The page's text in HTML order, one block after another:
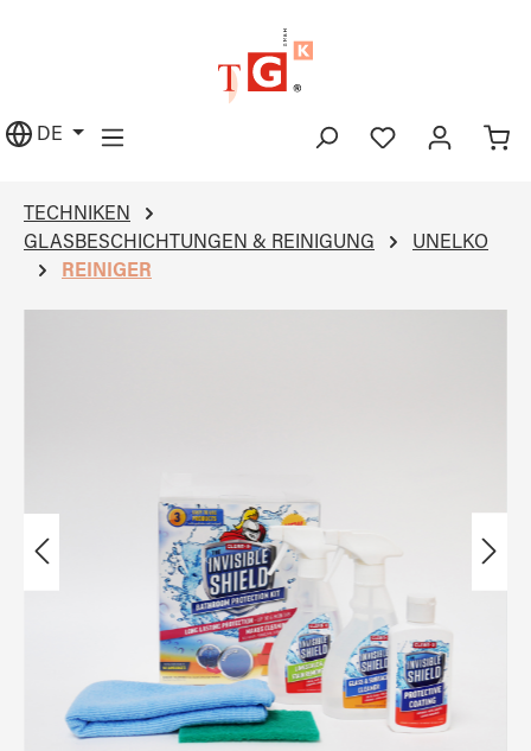
DE
TECHNIKEN
GLASBESCHICHTUNGEN & REINIGUNG
UNELKO
REINIGER